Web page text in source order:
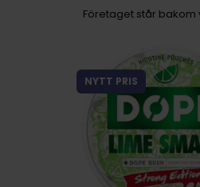
Företaget står
NYTT PRIS